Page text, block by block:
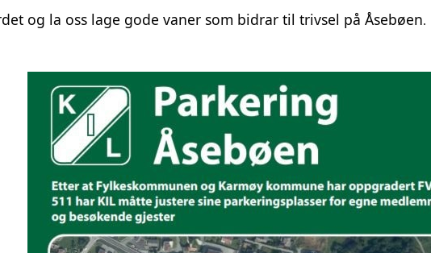
og la oss lage gode vaner som bidrar til trivsel på Åsebøen.